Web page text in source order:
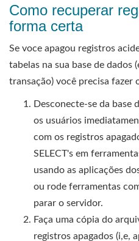
Como recuperar
forma certa
Se voce apagou registros
tabelas na sua base de dados
transação) você precisa fazer
Desconecte-se da base
os usuários
com os registros
SELECT's em
usando as aplicações
ou rode ferramentas
parar o servidor.
Faça uma cópia do
registros apagados (i,e,